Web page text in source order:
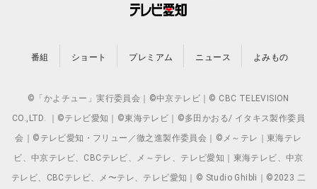
番組 ショート プレミアム ニュース よみもの
©「かよチュー」実行委員会｜©中京テレビ｜© CBC TELEVISION
CO.,LTD. ｜©テレビ愛知｜©東海テレビ｜©多田かおる/ イタキス製作委員
会｜©テレビ愛知・フリュー／徹之進製作委員会｜©メ～テレ｜東海テレ
ビ、中京テレビ、CBCテレビ、メ～テレ、テレビ愛知｜東海テレビ、中京
テレビ、CBCテレビ、メ〜テレ、テレビ愛知｜© Studio Ghibli｜©2023 二